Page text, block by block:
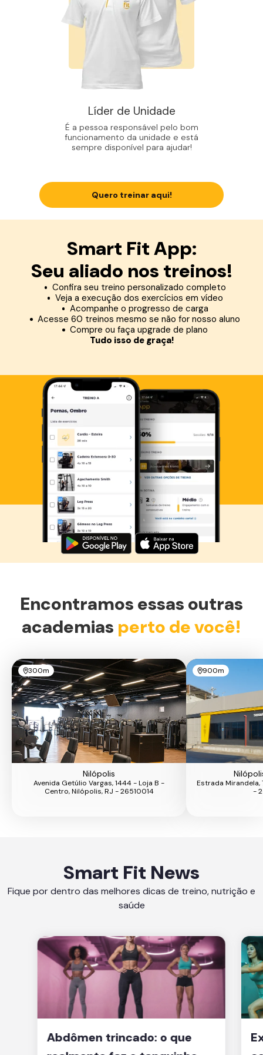
Líder de Unidade
É a pessoa responsável pelo bom
funcionamento da unidade e está
sempre disponível para ajudar!
Quero treinar aqui!
Smart Fit App:
Seu aliado nos treinos!
Confira seu treino personalizado completo
Veja a execução dos exercícios em vídeo
Acompanhe o progresso de carga
Acesse 60 treinos mesmo se não for nosso aluno
Compre ou faça upgrade de plano
Tudo isso de graça!
Baixe agora o Smart Fit App
Encontramos essas outras
academias perto de você!
300m
Nilópolis
Avenida Getúlio Vargas, 1444 - Loja B -
Centro, Nilópolis, RJ - 26510014
900m
Estrada Mirandela,
-
Smart Fit News
Fique por dentro das melhores dicas de treino, nutrição e
saúde
Abdômen trincado: o que